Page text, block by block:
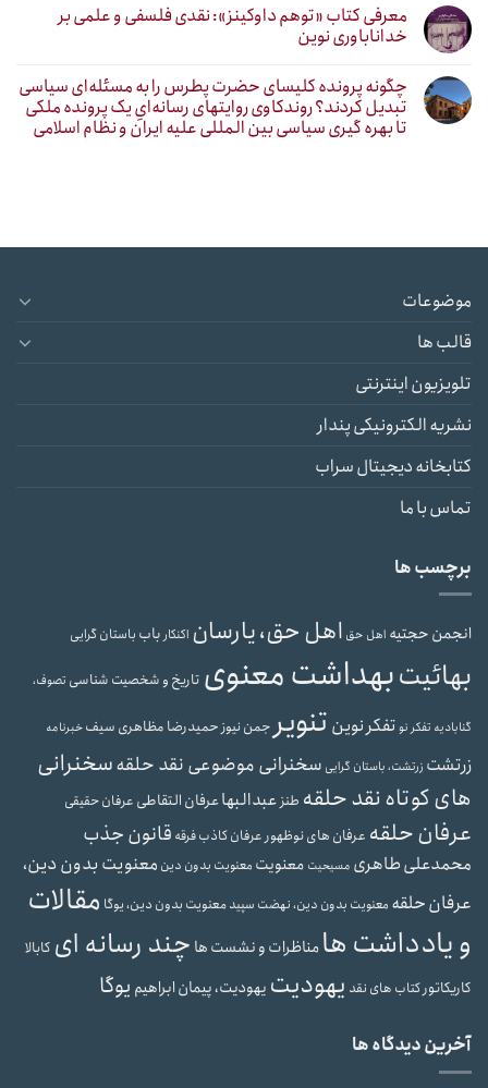
معرفی کتاب «توهم داوکینز»: نقدی فلسفی و علمی بر
خداناباوری نوین
چگونه پرونده کلیسای حضرت پطرس را به مسئله‌ای سیاسی
تبدیل کردند؟ روندکاوی روایتهای رسانه‌ایِ یک پرونده ملکی
تا بهره گیری سیاسی بین المللی علیه ایران و نظام اسلامی
موضوعات
قالب ها
تلویزیون اینترنتی
نشریه الکترونیکی پندار
کتابخانه دیجیتال سراب
تماس با ما
برچسب ها
انجمن حجتیه اهل حق اهل حق، یارسان اکنکارباب باستان گرایی
بهائیتبهداشت معنوی تاریخ و شخصیت شناسی تصوف،
گنابادیه تفکر نوتفکر نوین تنویر جمن نیوزحمیدرضا مظاهری سیفخبرنامه
زرتشت زرتشت، باستان گرایی سخنرانی موضوعی نقد حلقهسخنرانی
های کوتاه نقد حلقه طنزعبدالبهاعرفان التقاطی عرفان حقیقی
عرفان حلقه عرفان های نوظهورعرفان کاذبفرقه قانون جذب
محمدعلی طاهری مسیحیت معنویت معنویت بدون دین معنویت بدون دین،
عرفان حلقه معنویت بدون دین، نهضت سپیدمعنویت بدون دین، یوگا مقالات
و یادداشت هامناظرات و نشست ها چند رسانه ای کابالا
کاریکاتورکتاب های نقد یهودیت یهودیت، پیمان ابراهیم یوگا
آخرین دیدگاه ها